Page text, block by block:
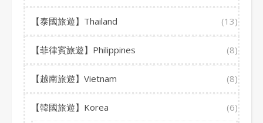
【泰國旅遊】Thailand (13)
【菲律賓旅遊】Philippines (8)
【越南旅遊】Vietnam (8)
【韓國旅遊】Korea (6)